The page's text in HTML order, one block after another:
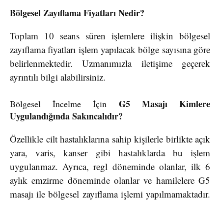
Bölgesel Zayıflama Fiyatları Nedir?
Toplam 10 seans süren işlemlere ilişkin bölgesel
zayıflama fiyatları işlem yapılacak bölge sayısına göre
belirlenmektedir. Uzmanımızla iletişime geçerek
ayrıntılı bilgi alabilirsiniz.
Bölgesel İncelme İçin G5 Masajı Kimlere
Uygulandığında Sakıncalıdır?
Özellikle cilt hastalıklarına sahip kişilerle birlikte açık
yara, varis, kanser gibi hastalıklarda bu işlem
uygulanmaz. Ayrıca, regl döneminde olanlar, ilk 6
aylık emzirme döneminde olanlar ve hamilelere G5
masajı ile bölgesel zayıflama işlemi yapılmamaktadır.